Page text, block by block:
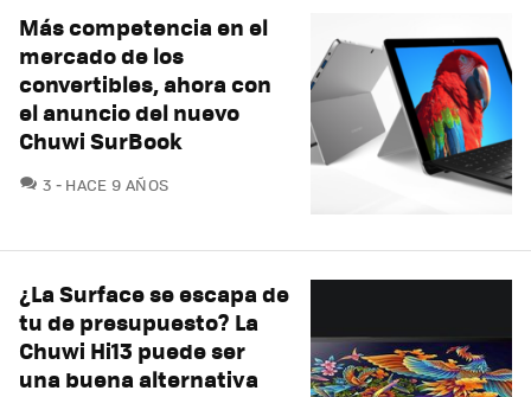
Más competencia en el
mercado de los
convertibles, ahora con
el anuncio del nuevo
Chuwi SurBook
3 COMENTARIOS
HACE 9 AÑOS
¿La Surface se escapa de
tu de presupuesto? La
Chuwi Hi13 puede ser
una buena alternativa